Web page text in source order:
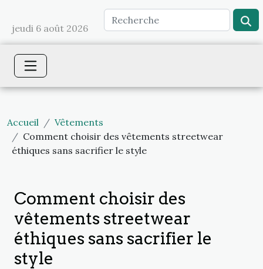
jeudi 6 août 2026
Accueil
Vêtements
Comment choisir des vêtements streetwear
éthiques sans sacrifier le style
Comment choisir des
vêtements streetwear
éthiques sans sacrifier le
style